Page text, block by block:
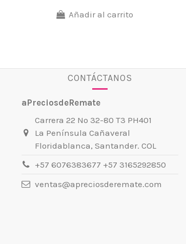
Añadir al carrito
CONTÁCTANOS
aPreciosdeRemate
Carrera 22 No 32-80 T3 PH401
La Península Cañaveral
Floridablanca, Santander. COL
+57 6076383677 +57 3165292850
ventas@apreciosderemate.com